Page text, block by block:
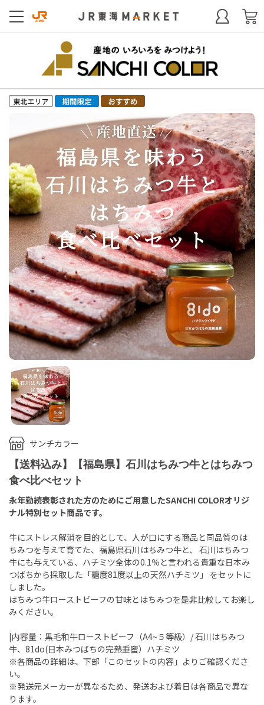
サンチカラー
【送料込み】【福島県】石川はちみつ牛とはちみつ
食べ比べセット
永年勤続表彰された方のためにご用意したSANCHI COLORオリジ
ナル特別セット商品です。
牛にストレス解消を目的として、人が口にする商品と同品質のは
ちみつを与えて育てた、福島県石川はちみつ牛と、 石川はちみつ
牛にも与えている、ハチミツ全体の0.1％と言われる貴重な日本み
つばちから採取した「糖度81度以上の天然ハチミツ」 をセットに
しました。
はちみつ牛ローストビーフの甘味とはちみつを是非比較してお楽し
みください。
|内容量：黒毛和牛ローストビーフ（A4~５等級）/ 石川はちみつ
牛、81do(日本みつばちの完熟垂蜜）ハチミツ
※各商品の詳細は、下部「このセットの内容」よりご確認くださ
い。
※発送元メーカーが異なるため、発送および着日は各商品で異な
ります。